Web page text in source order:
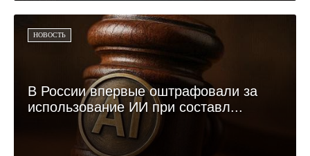
НОВОСТЬ
В России впервые оштрафовали за
использование ИИ при составл...